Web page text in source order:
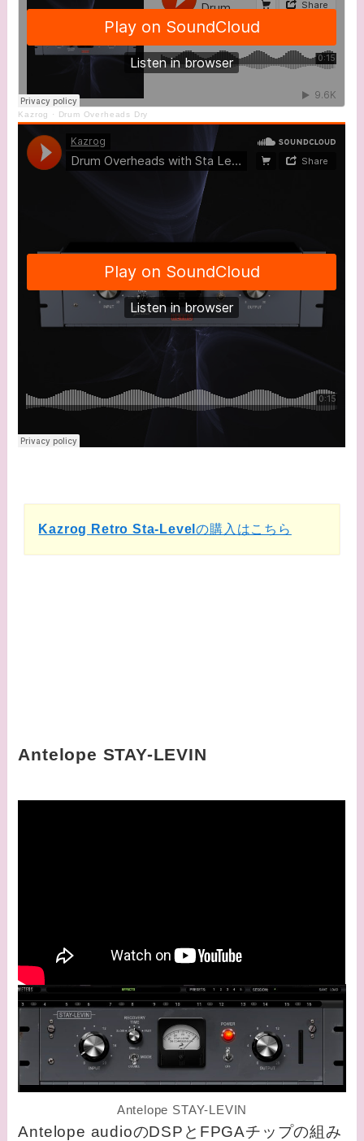
Kazrog · Drum Overheads Dry
Kazrog Retro Sta-Levelの購入はこちら
Antelope STAY-LEVIN
Antelope STAY-LEVIN
Antelope audioのDSPとFPGAチップの組み